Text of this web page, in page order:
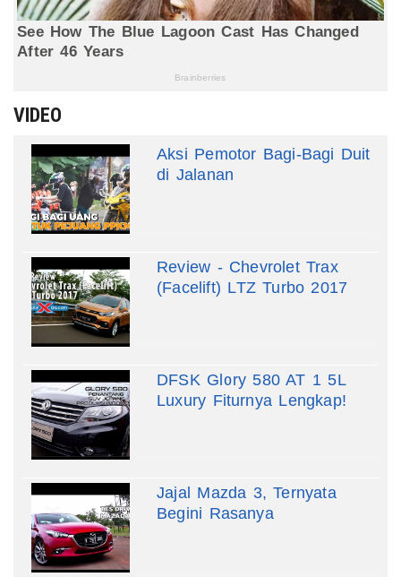
VIDEO
Aksi Pemotor Bagi-Bagi Duit
di Jalanan
Review - Chevrolet Trax
(Facelift) LTZ Turbo 2017
DFSK Glory 580 AT 1 5L
Luxury Fiturnya Lengkap!
Jajal Mazda 3, Ternyata
Begini Rasanya